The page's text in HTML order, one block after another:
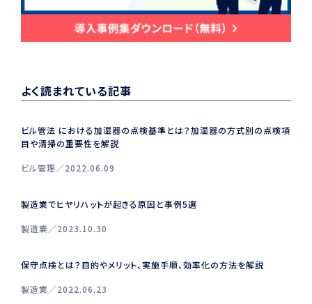
よく読まれている記事
ビル管法 における加湿器の点検基準とは？加湿器の方式別の点検項
目や清掃の重要性を解説
ビル管理 2022.06.09
製造業でヒヤリハットが起きる原因と事例5選
製造業 2023.10.30
保守点検とは？目的やメリット、実施手順、効率化の方法を解説
製造業 2022.06.23